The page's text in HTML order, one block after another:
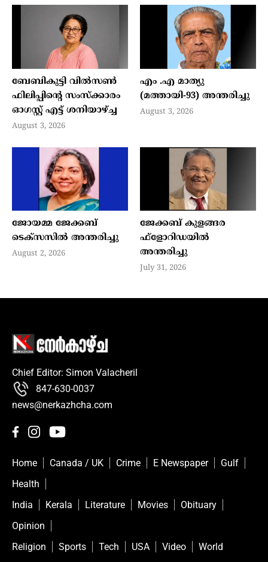
ബേബികുട്ടി വില്‍സണ്‍
ഫിലിപ്പിന്റെ സംസ്‌ക്കാരം
ഓഗസ്റ്റ് എട്ട് ശനിയാഴ്ച്ച
August 3, 2026
എം .എ മാത്യു
(മത്തായി-93) അന്തരിച്ചു
August 3, 2026
ജോയമ്മ ജേക്കബ്
ടെക്സസിൽ അന്തരിച്ചു
August 2, 2026
ജേക്കബ് കുളങ്ങര
ഫ്‌ളോറിഡയില്‍
അന്തരിച്ചു
July 31, 2026
Chief Editor: Simon Valacheril
847-630-0037
news@nerkazhcha.com
Home Canada / UK Crime E Newspaper
Gulf
Health
India
Kerala Literature Movies
Obituary
Opinion
Religion
Sports Tech USA Video World